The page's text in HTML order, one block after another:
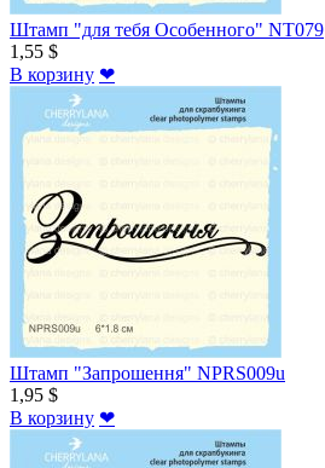
Штамп "для тебя Особенного" NT079
1,55 $
В корзину ❤
Штамп "Запрошення" NPRS009u
1,95 $
В корзину ❤